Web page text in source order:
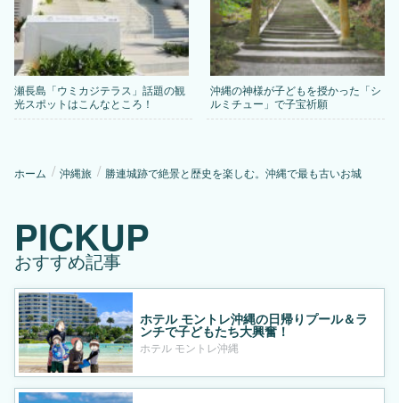
瀬長島「ウミカジテラス」話題の観
光スポットはこんなところ！
沖縄の神様が子どもを授かった「シ
ルミチュー」で子宝祈願
ホーム 沖縄旅 勝連城跡で絶景と歴史を楽しむ。沖縄で最も古いお城
PICKUP
おすすめ記事
ホテル モントレ沖縄の日帰りプール＆ラ
ンチで子どもたち大興奮！
ホテル モントレ沖縄